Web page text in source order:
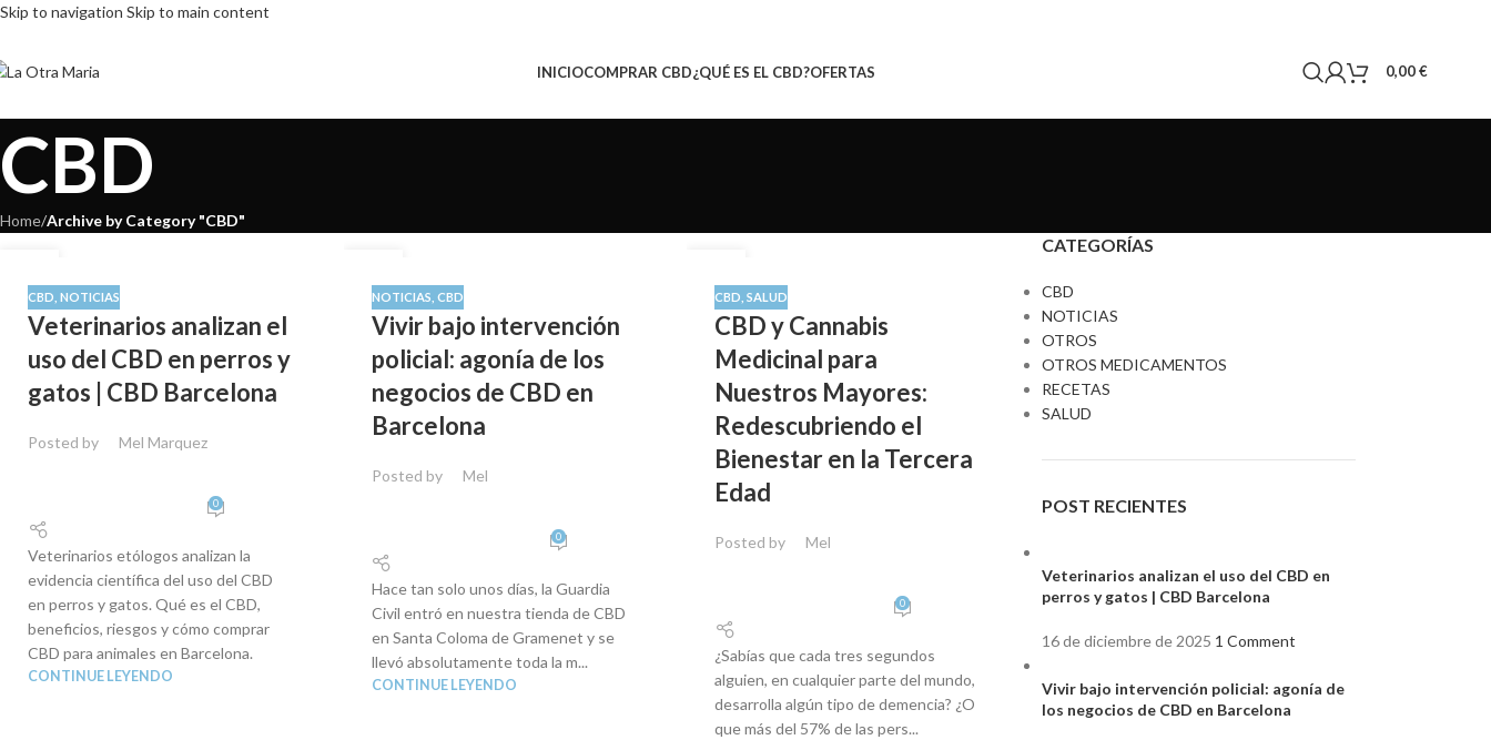
Skip to navigation Skip to main content
INICIOCOMPRAR CBD¿QUÉ ES EL CBD?OFERTAS 0,00€
CBD
Home/Archive by Category "CBD"
DIC
CBD NOTICIAS
Veterinarios analizan el
uso del CBD en perros y
gatos | CBD Barcelona
Posted by Mel Marquez
0
Veterinarios etólogos analizan la
evidencia científica del uso del CBD
en perros y gatos. Qué es el CBD,
beneficios, riesgos y cómo comprar
CBD para animales en Barcelona.
CONTINUE LEYENDO
OCT
NOTICIAS CBD
Vivir bajo intervención
policial: agonía de los
negocios de CBD en
Barcelona
Posted by Mel
0
Hace tan solo unos días, la Guardia
Civil entró en nuestra tienda de CBD
en Santa Coloma de Gramenet y se
llevó absolutamente toda la m...
CONTINUE LEYENDO
SEP
CBD ,SALUD
CBD y Cannabis
Medicinal para
Nuestros Mayores:
Redescubriendo el
Bienestar en la Tercera
Edad
Posted by Mel
0
¿Sabías que cada tres segundos
alguien, en cualquier parte del mundo,
desarrolla algún tipo de demencia? ¿O
que más del 57% de las pers...
CATEGORÍAS
CBD
NOTICIAS
OTROS
OTROS MEDICAMENTOS
RECETAS
SALUD
POST RECIENTES
Veterinarios analizan el uso del CBD en
perros y gatos | CBD Barcelona
16 de diciembre de 2025 1 Comment
Vivir bajo intervención policial: agonía de
los negocios de CBD en Barcelona